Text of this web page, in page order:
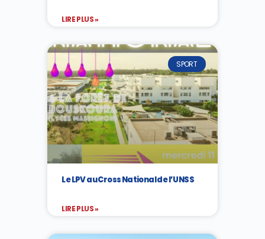
LIRE PLUS »
SPORT
Le LPV au Cross National de l’UNSS
LIRE PLUS »